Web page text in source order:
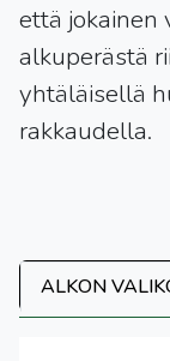
että jokainen
alkuperästä
yhtäläisellä
rakkaudella.
ALKON